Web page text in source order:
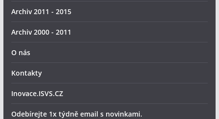
Archiv 2011 - 2015
Archiv 2000 - 2011
O nás
Kontakty
Inovace.ISVS.CZ
Odebírejte 1x týdně email s novinkami.